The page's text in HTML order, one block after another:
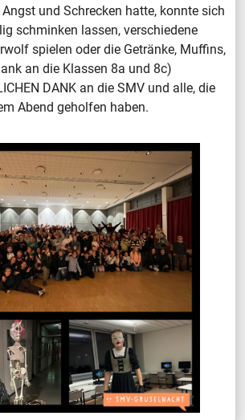
und Schrecken hatte, konnte sich
schminken lassen, verschiedene
spielen oder die Getränke, Muffins,
an die Klassen 8a und 8c)
DANK an die SMV und alle, die
Abend geholfen haben.